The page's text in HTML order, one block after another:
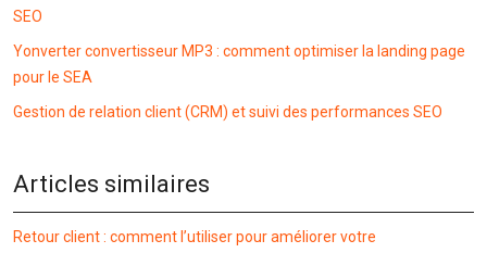
SEO
Yonverter convertisseur MP3 : comment optimiser la landing page
pour le SEA
Gestion de relation client (CRM) et suivi des performances SEO
Articles similaires
Retour client : comment l’utiliser pour améliorer votre